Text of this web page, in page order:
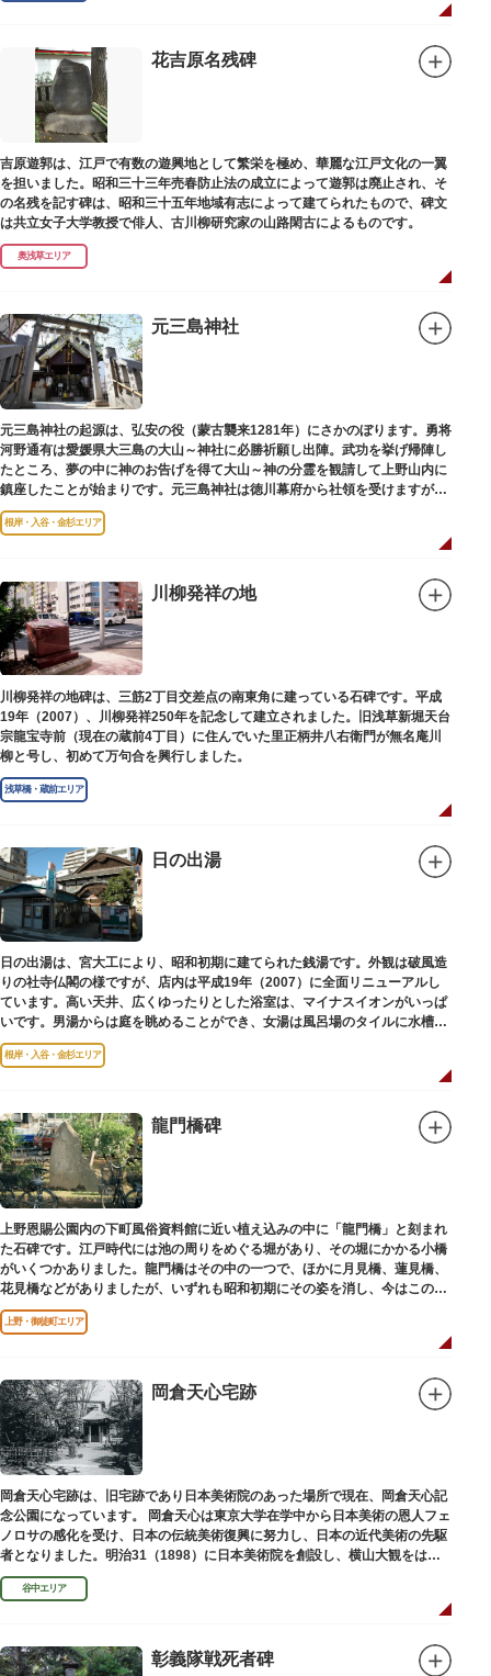
花吉原名残碑
吉原遊郭は、江戸で有数の遊興地として繁栄を極め、華麗な江戸文化の一翼
を担いました。昭和三十三年売春防止法の成立によって遊郭は廃止され、そ
の名残を記す碑は、昭和三十五年地域有志によって建てられたもので、碑文
は共立女子大学教授で俳人、古川柳研究家の山路閑古によるものです。
奥浅草エリア
元三島神社
元三島神社の起源は、弘安の役（蒙古襲来1281年）にさかのぼります。勇将
河野通有は愛媛県大三島の大山～神社に必勝祈願し出陣。武功を挙げ帰陣し
たところ、夢の中に神のお告げを得て大山～神の分霊を観請して上野山内に
鎮座したことが始まりです。元三島神社は徳川幕府から社領を受けますが、
御用地となったために上野から浅草へ移転し、現在の地に至ります。
根岸・入谷・金杉エリア
川柳発祥の地
川柳発祥の地碑は、三筋2丁目交差点の南東角に建っている石碑です。平成
19年（2007）、川柳発祥250年を記念して建立されました。旧浅草新堀天台
宗龍宝寺前（現在の蔵前4丁目）に住んでいた里正柄井八右衛門が無名庵川
柳と号し、初めて万句合を興行しました。
浅草橋・蔵前エリア
日の出湯
日の出湯は、宮大工により、昭和初期に建てられた銭湯です。外観は破風造
りの社寺仏閣の様ですが、店内は平成19年（2007）に全面リニューアルし
ています。高い天井、広くゆったりとした浴室は、マイナスイオンがいっぱ
いです。男湯からは庭を眺めることができ、女湯は風呂場のタイルに水槽が
はめ込まれ、可愛い金魚が泳いでいます。
根岸・入谷・金杉エリア
龍門橋碑
上野恩賜公園内の下町風俗資料館に近い植え込みの中に「龍門橋」と刻まれ
た石碑です。江戸時代には池の周りをめぐる堀があり、その堀にかかる小橋
がいくつかありました。龍門橋はその中の一つで、ほかに月見橋、蓮見橋、
花見橋などがありましたが、いずれも昭和初期にその姿を消し、今はこの石
碑にその名残がわずかに残るだけです。
上野・御徒町エリア
岡倉天心宅跡
岡倉天心宅跡は、旧宅跡であり日本美術院のあった場所で現在、岡倉天心記
念公園になっています。 岡倉天心は東京大学在学中から日本美術の恩人フェ
ノロサの感化を受け、日本の伝統美術復興に努力し、日本の近代美術の先駆
者となりました。明治31（1898）に日本美術院を創設し、横山大観をはじ
め優れた画家を世に送り出しました。
谷中エリア
彰義隊戦死者碑